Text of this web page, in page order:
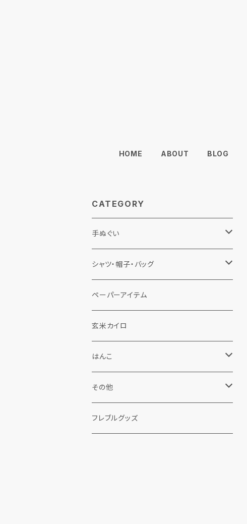
HOME ABOUT BLOG
CATEGORY
手ぬぐい
佐渡手ぬぐい
春夏秋冬
フレブル手ぬぐい
その他
シャツ・帽子・バッグ
手ぬぐい鯉口シャツ
くらげ帽子
くらげ帽子
チューリップハット
バッグ
Tシャツ
ペーパーアイテム
玄米カイロ
はんこ
佐渡はんこ
フレブルはんこ
その他
わら細工
フレブルグッズ